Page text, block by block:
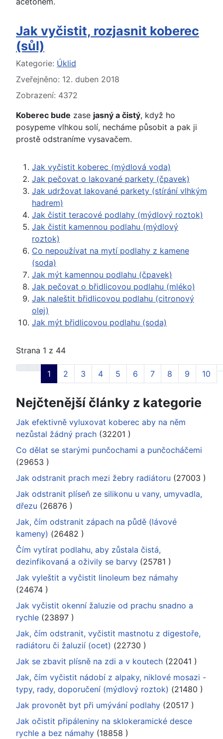
Jak vyčistit, rozjasnit koberec
(sůl)
Základní údaje
Kategorie: Úklid
Zveřejněno: 12. duben 2018
Zobrazení: 4372
Koberec bude zase jasný a čistý, když ho
posypeme vlhkou solí, necháme působit a pak ji
prostě odstraníme vysavačem.
Jak vyčistit koberec (mýdlová voda)
Jak pečovat o lakované parkety (čpavek)
Jak udržovat lakované parkety (stírání vlhkým
hadrem)
Jak čistit teracové podlahy (mýdlový roztok)
Jak čistit kamennou podlahu (mýdlový
roztok)
Co nepoužívat na mytí podlahy z kamene
(soda)
Jak mýt kamennou podlahu (čpavek)
Jak pečovat o břidlicovou podlahu (mléko)
Jak naleštit břidlicovou podlahu (citronový
olej)
Jak mýt břidlicovou podlahu (soda)
Strana 1 z 44
1 2 3 4 5 6 7 8 9 10
Nejčtenější články z kategorie
Jak efektivně vyluxovat koberec aby na něm
nezůstal žádný prach (32201 )
Co dělat se starými punčochami a punčocháčemi
(29653 )
Jak odstranit prach mezi žebry radiátoru (27003 )
Jak odstranit plíseň ze silikonu u vany, umyvadla,
dřezu (26876 )
Jak, čím odstranit zápach na půdě (lávové
kameny) (26482 )
Čím vytírat podlahu, aby zůstala čistá,
dezinfikovaná a oživily se barvy (25781 )
Jak vyleštit a vyčistit linoleum bez námahy
(24674 )
Jak vyčistit okenní žaluzie od prachu snadno a
rychle (23897 )
Jak, čím odstranit, vyčistit mastnotu z digestoře,
radiátoru či žaluzií (ocet) (22730 )
Jak se zbavit plísně na zdi a v koutech (22041 )
Jak, čím vyčistit nádobí z alpaky, niklové mosazi -
typy, rady, doporučení (mýdlový roztok) (21480 )
Jak provonět byt při umývání podlahy (20517 )
Jak očistit připáleniny na sklokeramické desce
rychle a bez námahy (18858 )